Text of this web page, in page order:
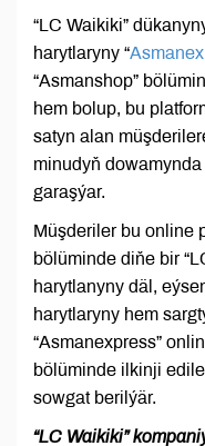
“LC Waikiki”
harytlaryny “
“Asmanshop”
hem bolup, bu
satyn alan
minudyň
garaşýar.
Müşderiler bu online
bölüminde diňe bir
harytlanyny däl,
harytlaryny hem
“Asmanexpress”
bölüminde ilkinji
sowgat berilýär.
“LC Waikiki”